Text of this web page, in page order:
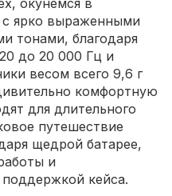
окунемся в
ярко выраженными
тонами, благодаря
до 20 000 Гц и
весом всего 9,6 г
комфортную
для длительного
путешествие
щедрой батарее,
и
кейса.